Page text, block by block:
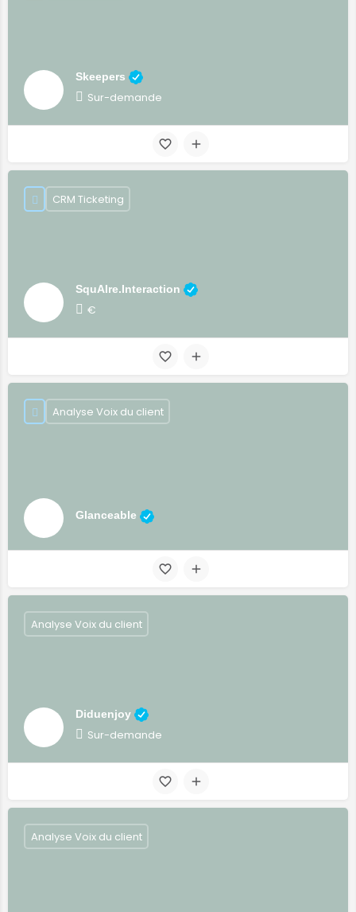
Skeepers
Sur-demande
SquAIre.Interaction
€
CRM Ticketing
Glanceable
Analyse Voix du client
Diduenjoy
Sur-demande
Analyse Voix du client
Analyse Voix du client